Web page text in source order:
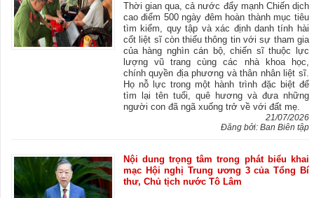
Thời gian qua, cả nước đẩy mạnh Chiến dịch
cao điểm 500 ngày đêm hoàn thành mục tiêu
tìm kiếm, quy tập và xác định danh tính hài
cốt liệt sĩ còn thiếu thông tin với sự tham gia
của hàng nghìn cán bộ, chiến sĩ thuộc lực
lượng vũ trang cùng các nhà khoa học,
chính quyền địa phương và thân nhân liệt sĩ.
Họ nỗ lực trong một hành trình đặc biệt để
tìm lại tên tuổi, quê hương và đưa những
người con đã ngã xuống trở về với đất mẹ.
21/07/2026
Đăng bởi: Ban Biên tập
Nội dung trọng tâm trong phát biểu khai
mạc Hội nghị Trung ương 3 của Tổng Bí
thư, Chủ tịch nước Tô Lâm